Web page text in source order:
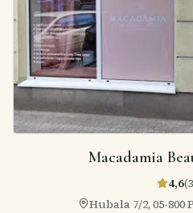
Macadamia
4,6(
Hubala 7/2, 05-800